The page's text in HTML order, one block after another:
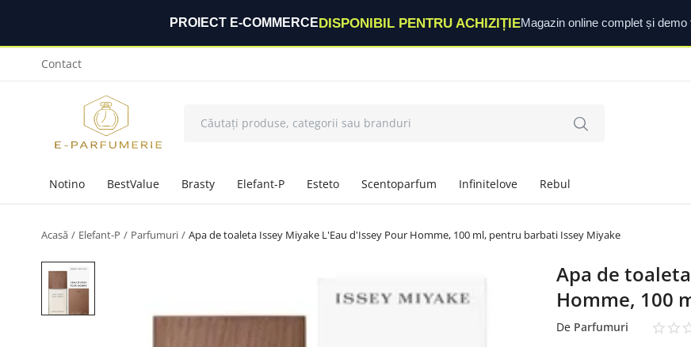
PROIECT E-COMMERCEDISPONIBIL PENTRU ACHIZIȚIEMagazin online complet și demo
Contact
Notino BestValue Brasty Elefant-P Esteto Scentoparfum Infinitelove Rebul
Acasă Elefant-P Parfumuri Apa de toaleta Issey Miyake L'Eau d'Issey Pour Homme, 100 ml, pentru barbati Issey Miyake
Apa de
Homme, 100
De Parfumuri